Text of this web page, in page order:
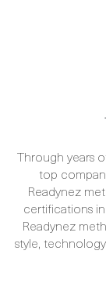
Through years
top
Readynez
certifications
Readynez
style,